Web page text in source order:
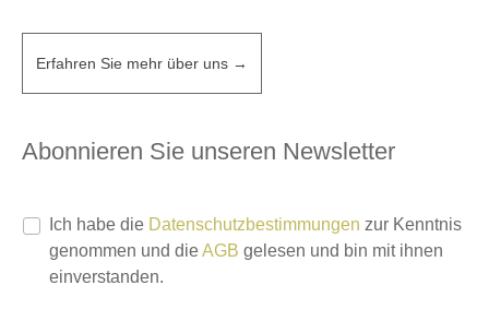
Erfahren Sie mehr über uns →
Abonnieren Sie unseren Newsletter
Ich habe die Datenschutzbestimmungen zur Kenntnis
genommen und dieAGB gelesen und bin mit ihnen
einverstanden.